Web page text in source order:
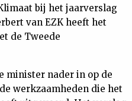
bij het jaarverslag
van EZK heeft het
de Tweede
minister nader in op de
werkzaamheden die het